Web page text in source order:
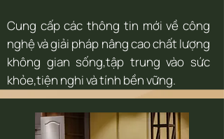
Cung cấp các thông tin mới về công
nghệ và giải pháp nâng cao chất lượng
không gian sống,tập trung vào sức
khỏe,tiện nghi và tính bền vững.